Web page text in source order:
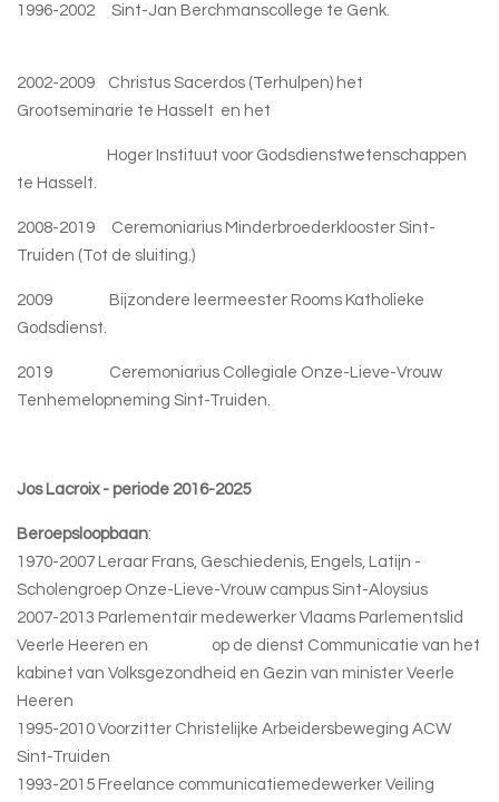
1996-2002 Sint-Jan Berchmanscollege te Genk.
2002-2009 Christus Sacerdos (Terhulpen) het
Grootseminarie te Hasselt en het
Hoger Instituut voor Godsdienstwetenschappen
te Hasselt.
2008-2019 Ceremoniarius Minderbroederklooster Sint-
Truiden (Tot de sluiting.)
2009 Bijzondere leermeester Rooms Katholieke
Godsdienst.
2019 Ceremoniarius Collegiale Onze-Lieve-Vrouw
Tenhemelopneming Sint-Truiden.
Jos Lacroix - periode 2016-2025
Beroepsloopbaan:
1970-2007 Leraar Frans, Geschiedenis, Engels, Latijn -
Scholengroep Onze-Lieve-Vrouw campus Sint-Aloysius
2007-2013 Parlementair medewerker Vlaams Parlementslid
Veerle Heeren en op de dienst Communicatie van het
kabinet van Volksgezondheid en Gezin van minister Veerle
Heeren
1995-2010 Voorzitter Christelijke Arbeidersbeweging ACW
Sint-Truiden
1993-2015 Freelance communicatiemedewerker Veiling